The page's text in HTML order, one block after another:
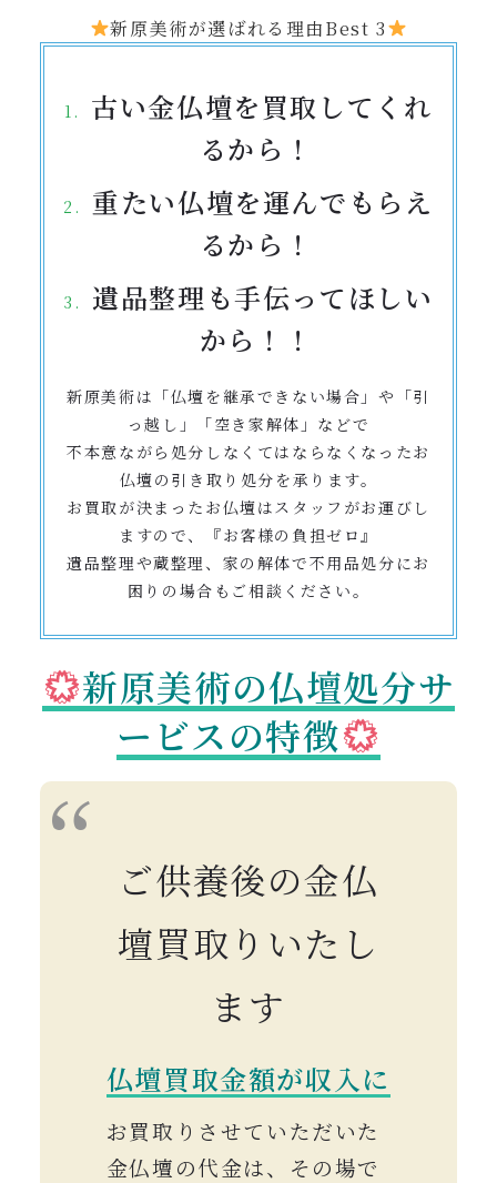
新原美術が選ばれる理由Best 3
古い金仏壇を買取してくれ
るから！
重たい仏壇を運んでもらえ
るから！
遺品整理も手伝ってほしい
から！！
新原美術は「仏壇を継承できない場合」や「引
っ越し」「空き家解体」などで
不本意ながら処分しなくてはならなくなったお
仏壇の引き取り処分を承ります。
お買取が決まったお仏壇はスタッフがお運びし
ますので、『お客様の負担ゼロ』
遺品整理や蔵整理、家の解体で不用品処分にお
困りの場合もご相談ください。
新原美術の仏壇処分サ
ービスの特徴
ご供養後の金仏
壇買取りいたし
ます
仏壇買取金額が収入に
お買取りさせていただいた
金仏壇の代金は、その場で